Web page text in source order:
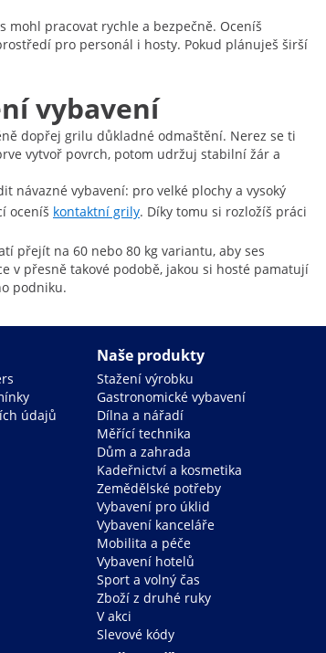
pracovat rychle a bezpečně. Oceníš
pro personál i hosty. Pokud plánuješ širší
vybavení
dopřej grilu důkladné odmaštění. Nerez se ti
vytvoř povrch, potom udržuj stabilní žár a
návazné vybavení: pro velké plochy a vysoký
oceníš kontaktní grily. Díky tomu si rozložíš práci
přejít na 60 nebo 80 kg variantu, aby ses
v přesně takové podobě, jakou si hosté pamatují
podniku.
údajů
Naše produkty
Stažení výrobku
Gastronomické vybavení
Dílna a nářadí
Měřící technika
Dům a zahrada
Kadeřnictví a kosmetika
Zemědělské potřeby
Vybavení pro úklid
Vybavení kanceláře
Mobilita a péče
Vybavení hotelů
Sport a volný čas
Zboží z druhé ruky
V akci
Slevové kódy